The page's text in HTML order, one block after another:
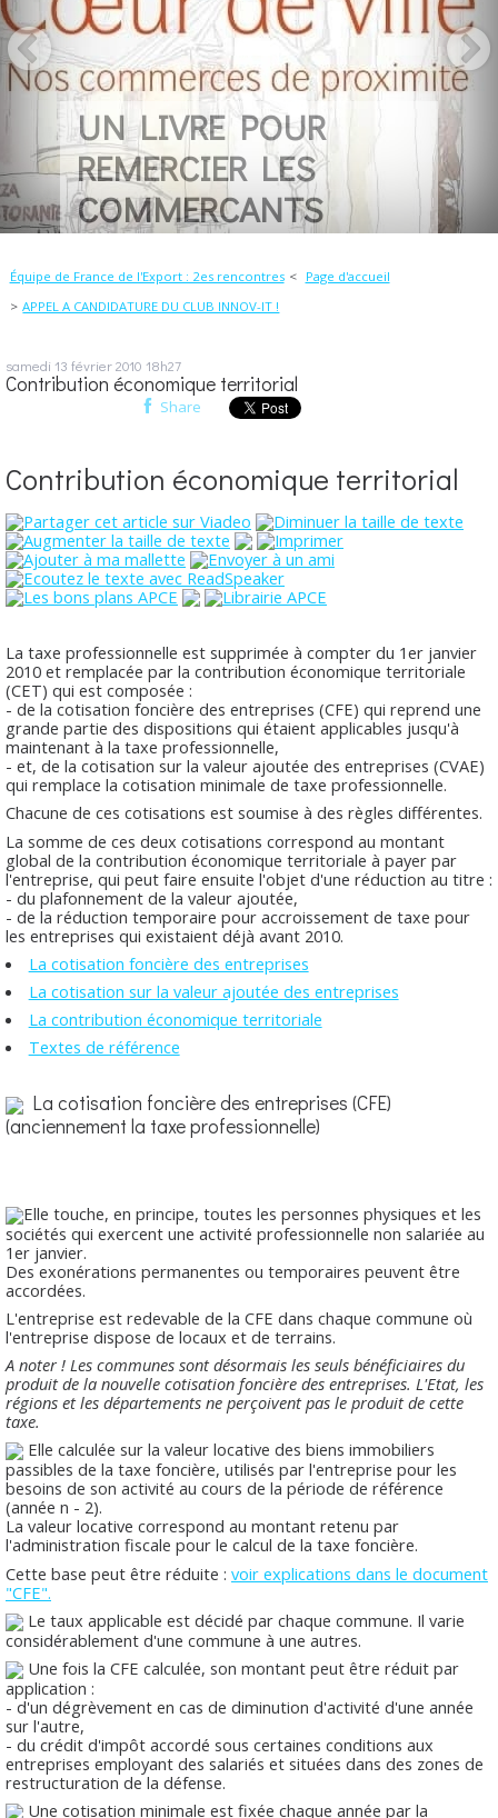
UN LIVRE POUR
REMERCIER LES
COMMERCANTS
Équipe de France de l'Export : 2es rencontres
Page d'accueil
APPEL A CANDIDATURE DU CLUB INNOV-IT !
samedi 13 février 2010 18h27
Contribution économique territorial
Share
Contribution économique territorial
La taxe professionnelle est supprimée à compter du 1er janvier
2010 et remplacée par la contribution économique territoriale
(CET) qui est composée :
- de la cotisation foncière des entreprises (CFE) qui reprend une
grande partie des dispositions qui étaient applicables jusqu'à
maintenant à la taxe professionnelle,
- et, de la cotisation sur la valeur ajoutée des entreprises (CVAE)
qui remplace la cotisation minimale de taxe professionnelle.
Chacune de ces cotisations est soumise à des règles différentes.
La somme de ces deux cotisations correspond au montant
global de la contribution économique territoriale à payer par
l'entreprise, qui peut faire ensuite l'objet d'une réduction au titre :
- du plafonnement de la valeur ajoutée,
- de la réduction temporaire pour accroissement de taxe pour
les entreprises qui existaient déjà avant 2010.
La cotisation foncière des entreprises
La cotisation sur la valeur ajoutée des entreprises
La contribution économique territoriale
Textes de référence
La cotisation foncière des entreprises (CFE)
(anciennement la taxe professionnelle)
Elle touche, en principe, toutes les personnes physiques et les
sociétés qui exercent une activité professionnelle non salariée au
1er janvier.
Des exonérations permanentes ou temporaires peuvent être
accordées.
L'entreprise est redevable de la CFE dans chaque commune où
l'entreprise dispose de locaux et de terrains.
A noter ! Les communes sont désormais les seuls bénéficiaires du
produit de la nouvelle cotisation foncière des entreprises. L'Etat, les
régions et les départements ne perçoivent pas le produit de cette
taxe.
Elle calculée sur la valeur locative des biens immobiliers
passibles de la taxe foncière, utilisés par l'entreprise pour les
besoins de son activité au cours de la période de référence
(année n - 2).
La valeur locative correspond au montant retenu par
l'administration fiscale pour le calcul de la taxe foncière.
Cette base peut être réduite : voir explications dans le document
"CFE".
Le taux applicable est décidé par chaque commune. Il varie
considérablement d'une commune à une autres.
Une fois la CFE calculée, son montant peut être réduit par
application :
- d'un dégrèvement en cas de diminution d'activité d'une année
sur l'autre,
- du crédit d'impôt accordé sous certaines conditions aux
entreprises employant des salariés et situées dans des zones de
restructuration de la défense.
Une cotisation minimale est fixée chaque année par la